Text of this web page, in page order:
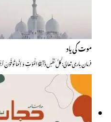
موت کی یاد
فرمان باری تعالیٰ: کُلُّ نَفْسٍ ذَآئِقَۃُ الْمَوْتِ وَ اِنَّمَا